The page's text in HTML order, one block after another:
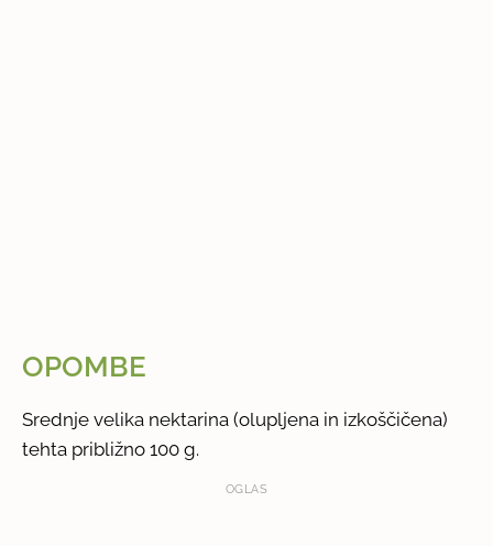
OPOMBE
Srednje velika nektarina (olupljena in izkoščičena)
tehta približno 100 g.
OGLAS